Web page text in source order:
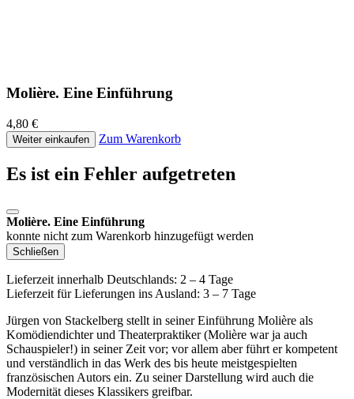
Molière. Eine Einführung
4,80 €
Weiter einkaufen Zum Warenkorb
Es ist ein Fehler aufgetreten
Molière. Eine Einführung
konnte nicht zum Warenkorb hinzugefügt werden
Schließen
Lieferzeit innerhalb Deutschlands: 2 – 4 Tage
Lieferzeit für Lieferungen ins Ausland: 3 – 7 Tage
Jürgen von Stackelberg stellt in seiner Einführung Molière als
Komödiendichter und Theaterpraktiker (Molière war ja auch
Schauspieler!) in seiner Zeit vor; vor allem aber führt er kompetent
und verständlich in das Werk des bis heute meistgespielten
französischen Autors ein. Zu seiner Darstellung wird auch die
Modernität dieses Klassikers greifbar.